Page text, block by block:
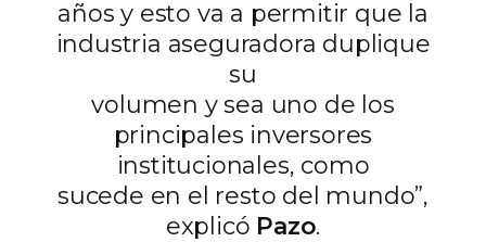
años y esto va a permitir que la
industria aseguradora duplique
su
volumen y sea uno de los
principales inversores
institucionales, como
sucede en el resto del mundo”,
explicó Pazo.